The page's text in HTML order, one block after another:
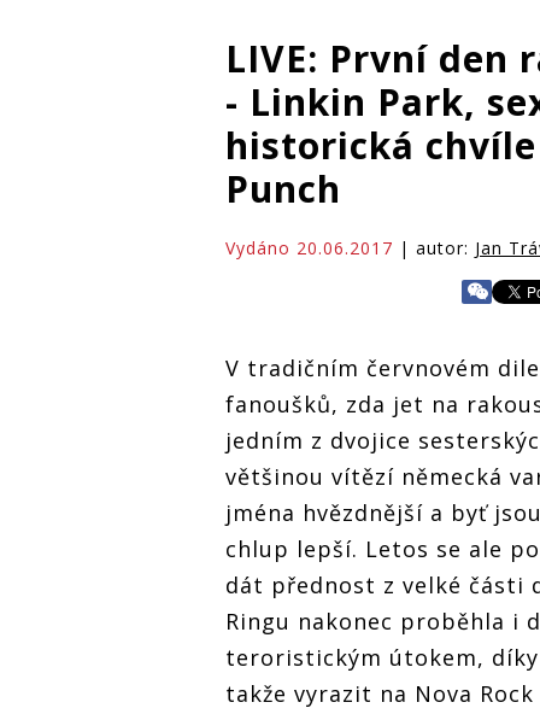
LIVE: První den
- Linkin Park,
historická
Punch
Vydáno 20.06.2017 | autor: Jan
V tradičním červnovém
fanoušků, zda jet na
jedním z dvojice
většinou vítězí německá
jména hvězdnější a byť
chlup lepší. Letos se ale
dát přednost z velké části
Ringu nakonec proběhla i
teroristickým útokem, díky
takže vyrazit na Nova